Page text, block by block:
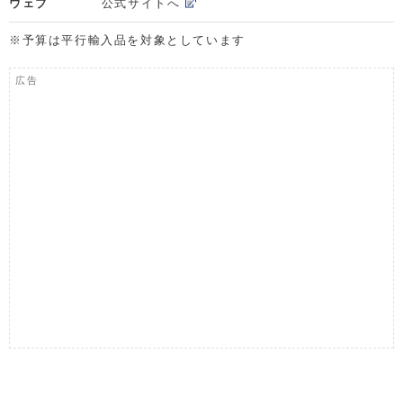
ウェブ 公式サイトへ
※予算は平行輸入品を対象としています
広告